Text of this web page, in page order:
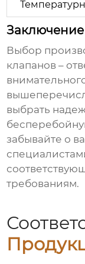
Заключение
Выбор
клапанов –
выбрать
забывайте о
требованиям.